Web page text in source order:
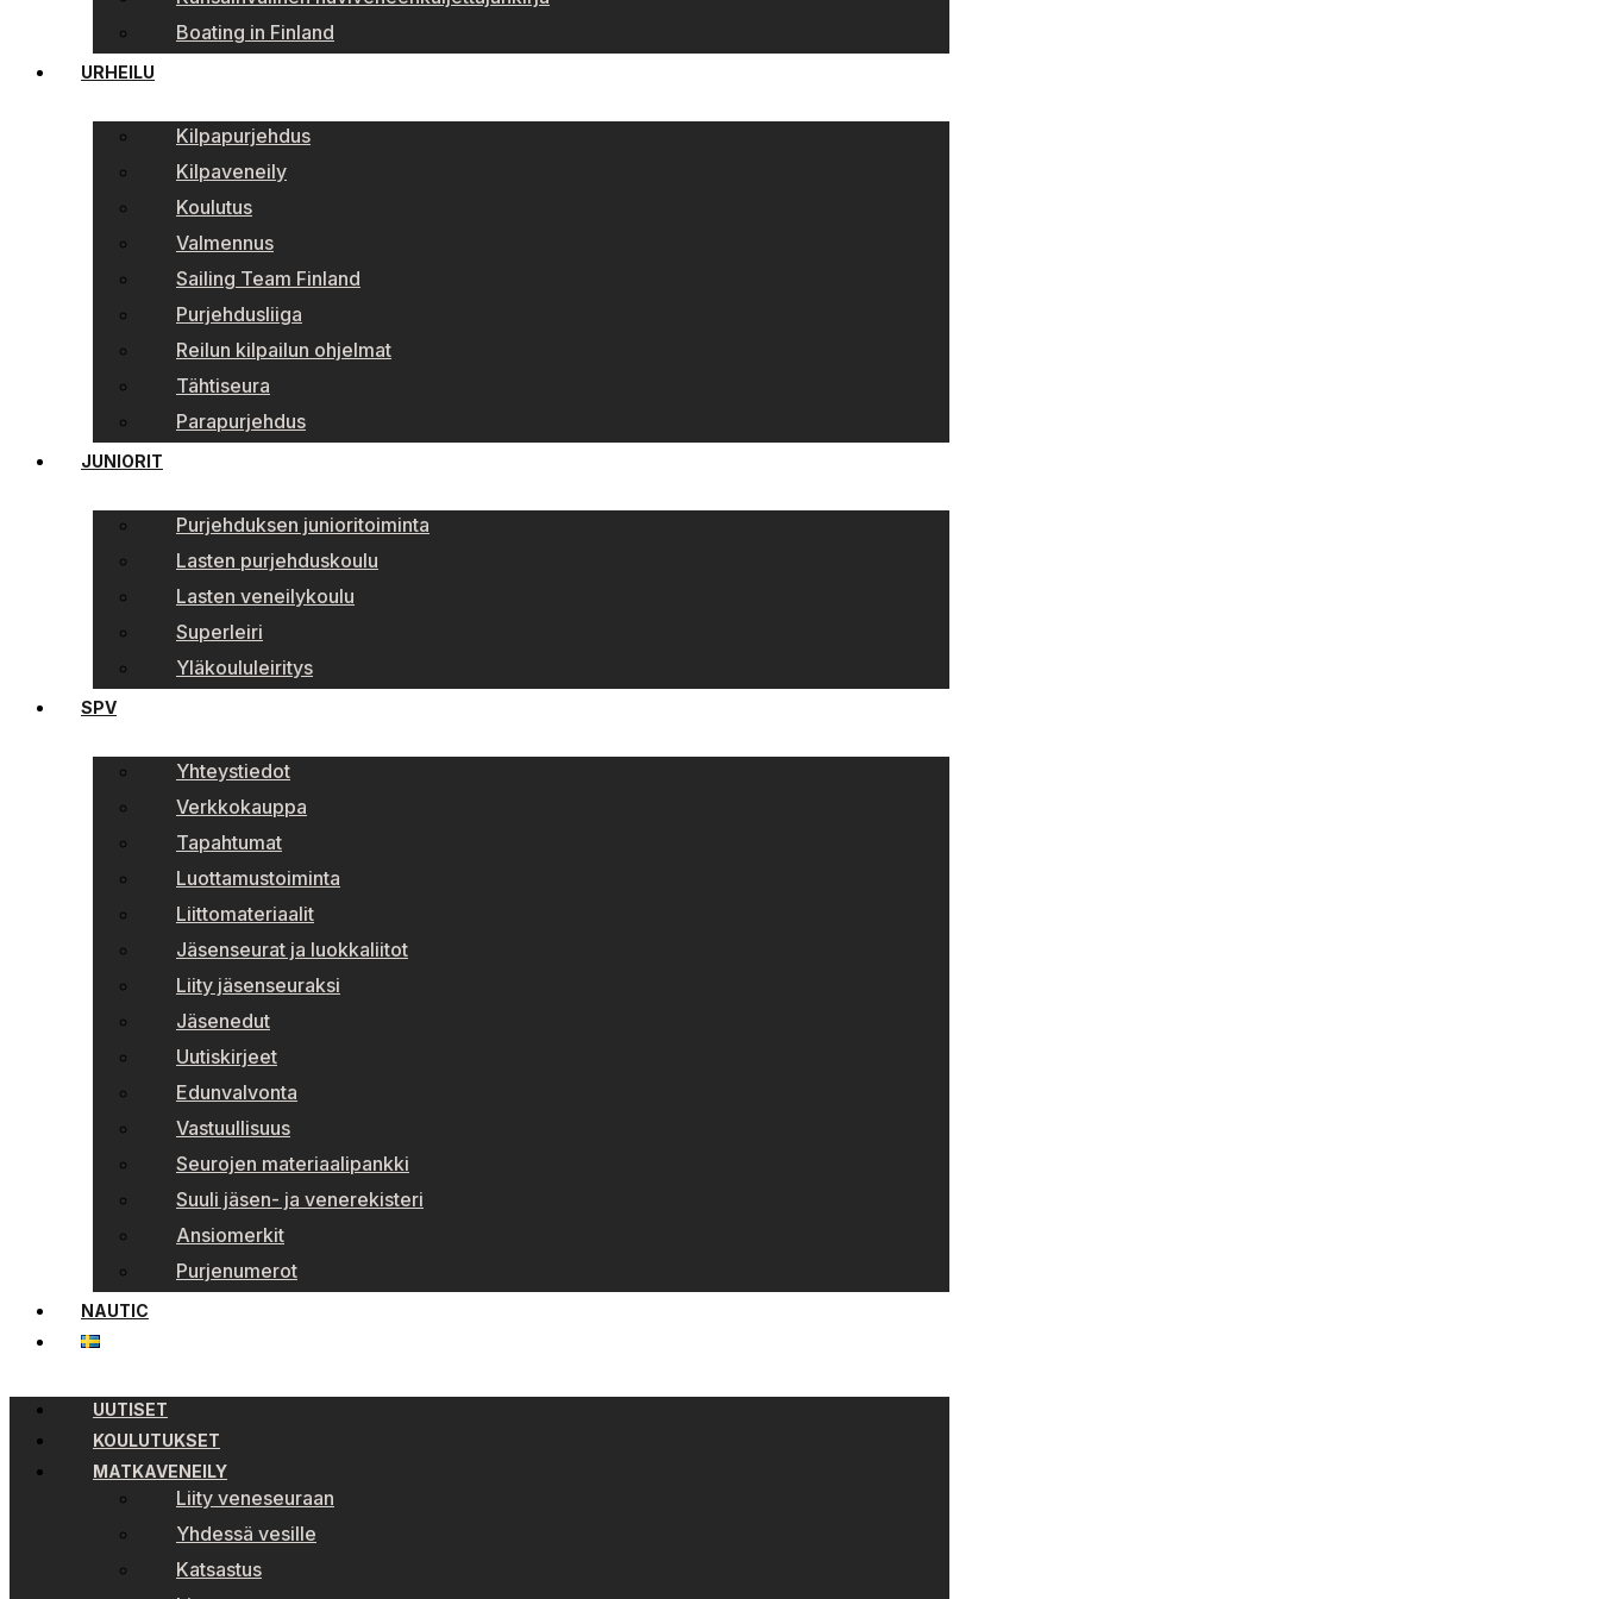
Boating in Finland
URHEILU
Kilpapurjehdus
Kilpaveneily
Koulutus
Valmennus
Sailing Team Finland
Purjehdusliiga
Reilun kilpailun ohjelmat
Tähtiseura
Parapurjehdus
JUNIORIT
Purjehduksen junioritoiminta
Lasten purjehduskoulu
Lasten veneilykoulu
Superleiri
Yläkoululeiritys
SPV
Yhteystiedot
Verkkokauppa
Tapahtumat
Luottamustoiminta
Liittomateriaalit
Jäsenseurat ja luokkaliitot
Liity jäsenseuraksi
Jäsenedut
Uutiskirjeet
Edunvalvonta
Vastuullisuus
Seurojen materiaalipankki
Suuli jäsen- ja venerekisteri
Ansiomerkit
Purjenumerot
NAUTIC
UUTISET
KOULUTUKSET
MATKAVENEILY
Liity veneseuraan
Yhdessä vesille
Katsastus